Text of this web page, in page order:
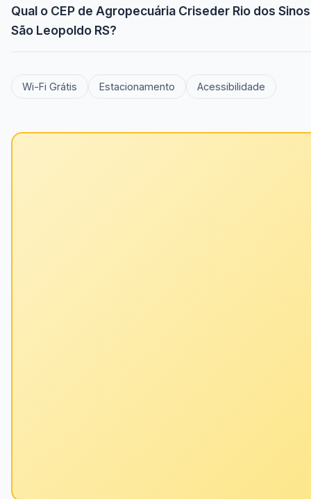
Qual o CEP de Agropecuária Criseder Rio dos Sinos
São Leopoldo RS?
Wi-Fi Grátis Estacionamento Acessibilidade